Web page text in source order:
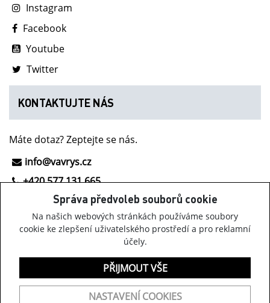
Správa předvoleb souborů cookie
Na našich webových stránkách používáme soubory
cookie ke zlepšení uživatelského prostředí a pro reklamní
účely.
PŘIJMOUT VŠE
NASTAVENÍ COOKIES
Instagram
Facebook
Youtube
Twitter
KONTAKTUJTE NÁS
Máte dotaz? Zeptejte se nás.
info@vavrys.cz
+420 577 131 665
NOVINKY Z INOV-8
Získávejte informace o obuvi Inov-8, našich akcích a
zajímavých novinkách.
PŘIHLÁSIT K ODBĚRU